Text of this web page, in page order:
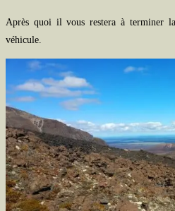
Après quoi il vous restera à terminer
véhicule.